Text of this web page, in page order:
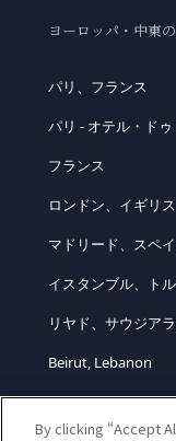
ヨーロッパ・中東
パリ、フランス
パリ - オテル・ドゥ
フランス
ロンドン、イギリス
マドリード、スペ
イスタンブル、ト
リヤド、サウジア
Beirut, Lebanon
By clicking “Accept